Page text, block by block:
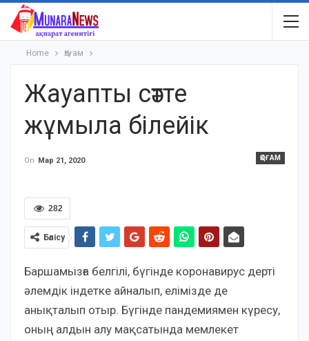
Home Қоғам
Жауапты сәтте
жұмыла білейік
ҚОҒАМ
On Мар 21, 2020
282
Бөлісу
Баршамызға белгілі, бүгінде коронавирус дерті
әлемдік індетке айналып, елімізде де
анықталып отыр. Бүгінде пандемиямен күресу,
оның алдын алу мақсатында мемлекет